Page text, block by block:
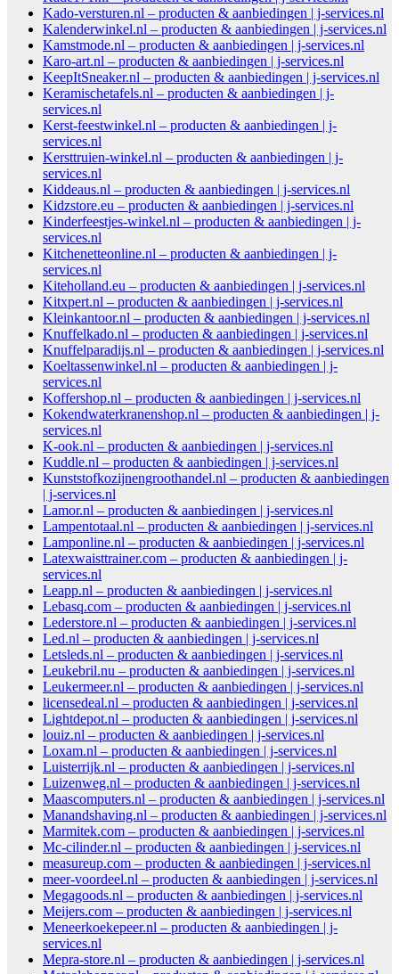
Kado-versturen.nl – producten & aanbiedingen | j-services.nl
Kalenderwinkel.nl – producten & aanbiedingen | j-services.nl
Kamstmode.nl – producten & aanbiedingen | j-services.nl
Karo-art.nl – producten & aanbiedingen | j-services.nl
KeepItSneaker.nl – producten & aanbiedingen | j-services.nl
Keramischetafels.nl – producten & aanbiedingen | j-
services.nl
Kerst-feestwinkel.nl – producten & aanbiedingen | j-
services.nl
Kersttruien-winkel.nl – producten & aanbiedingen | j-
services.nl
Kiddeaus.nl – producten & aanbiedingen | j-services.nl
Kidzstore.eu – producten & aanbiedingen | j-services.nl
Kinderfeestjes-winkel.nl – producten & aanbiedingen | j-
services.nl
Kitchenetteonline.nl – producten & aanbiedingen | j-
services.nl
Kiteholland.eu – producten & aanbiedingen | j-services.nl
Kitxpert.nl – producten & aanbiedingen | j-services.nl
Kleinkantoor.nl – producten & aanbiedingen | j-services.nl
Knuffelkado.nl – producten & aanbiedingen | j-services.nl
Knuffelparadijs.nl – producten & aanbiedingen | j-services.nl
Koeltassenwinkel.nl – producten & aanbiedingen | j-
services.nl
Koffershop.nl – producten & aanbiedingen | j-services.nl
Kokendwaterkranenshop.nl – producten & aanbiedingen | j-
services.nl
K-ook.nl – producten & aanbiedingen | j-services.nl
Kuddle.nl – producten & aanbiedingen | j-services.nl
Kunststofkozijnengroothandel.nl – producten & aanbiedingen
| j-services.nl
Lamor.nl – producten & aanbiedingen | j-services.nl
Lampentotaal.nl – producten & aanbiedingen | j-services.nl
Lamponline.nl – producten & aanbiedingen | j-services.nl
Latexwaisttrainer.com – producten & aanbiedingen | j-
services.nl
Leapp.nl – producten & aanbiedingen | j-services.nl
Lebasq.com – producten & aanbiedingen | j-services.nl
Lederstore.nl – producten & aanbiedingen | j-services.nl
Led.nl – producten & aanbiedingen | j-services.nl
Letsleds.nl – producten & aanbiedingen | j-services.nl
Leukebril.nu – producten & aanbiedingen | j-services.nl
Leukermeer.nl – producten & aanbiedingen | j-services.nl
licensedeal.nl – producten & aanbiedingen | j-services.nl
Lightdepot.nl – producten & aanbiedingen | j-services.nl
louiz.nl – producten & aanbiedingen | j-services.nl
Loxam.nl – producten & aanbiedingen | j-services.nl
Luisterrijk.nl – producten & aanbiedingen | j-services.nl
Luizenweg.nl – producten & aanbiedingen | j-services.nl
Maascomputers.nl – producten & aanbiedingen | j-services.nl
Manandshaving.nl – producten & aanbiedingen | j-services.nl
Marmitek.com – producten & aanbiedingen | j-services.nl
Mc-cilinder.nl – producten & aanbiedingen | j-services.nl
measureup.com – producten & aanbiedingen | j-services.nl
meer-voordeel.nl – producten & aanbiedingen | j-services.nl
Megagoods.nl – producten & aanbiedingen | j-services.nl
Meijers.com – producten & aanbiedingen | j-services.nl
Meneerkoekepeer.nl – producten & aanbiedingen | j-
services.nl
Mepra-store.nl – producten & aanbiedingen | j-services.nl